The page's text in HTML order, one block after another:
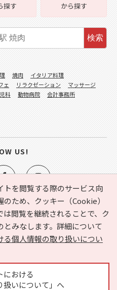
トを閲覧する際のサービス向
ため、クッキー（Cookie）
閲覧を継続されることで、ク
みなします。詳細について
る個人情報の取り扱いについ
における
扱いについて」へ
お気に入り
ヘルプ
いについて
運営会社
に関するお問い合わせ
探す
から探す
検索
焼肉
イタリア料理
ェ リラクゼーション
マッサージ
科 動物病院
会計事務所
US!